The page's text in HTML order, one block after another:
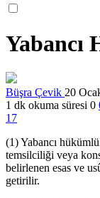
Büşra Çevik 20
1 dk okuma süresi 0
17
(1) Yabancı
temsilciliği veya
belirlenen esas ve
getirilir.